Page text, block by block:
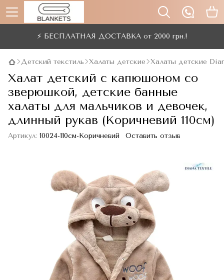
⚡ БЕСПЛАТНАЯ ДОСТАВКА от 2000 грн.!
Детский текстиль Халаты детские Халаты детские
Халат детский с капюшоном со
зверюшкой, детские банные
халаты для мальчиков и девочек,
длинный рукав (Коричневий 110см)
Артикул: 10024-110см-Коричневий Оставить отзыв